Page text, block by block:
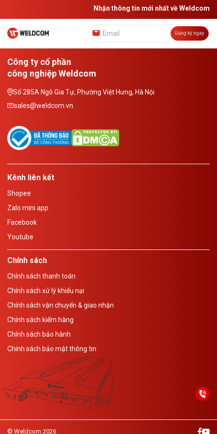
Nhận thông tin mới nhất về Weldcom
Đăng ký ngay
Công ty cổ phần
công nghiệp Weldcom
Số 285A Ngô Gia Tự, Phường Việt Hưng, Hà Nội
sales@weldcom.vn
Kênh liên kết
Shopee
Zalo mini app
Facebook
Youtube
Chính sách
Chính sách thanh toán
Chính sách xử lý khiếu nại
Chính sách vận chuyển & giao nhận
Chính sách kiểm hàng
Chính sách bảo hành
Chính sách bảo mật thông tin
© Weldcom 2026